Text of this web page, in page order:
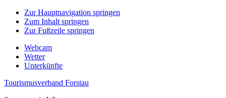
Zur Hauptnavigation springen
Zum Inhalt springen
Zur Fußzeile springen
Webcam
Wetter
Unterkünfte
Tourismusverband Forstau